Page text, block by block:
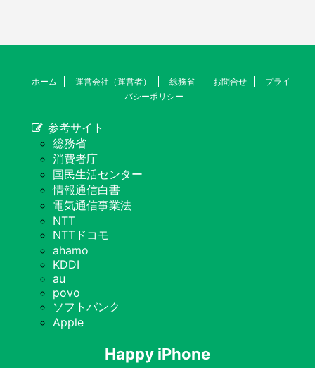
ホーム 運営会社（運営者） 総務省 お問合せ
プライ
バシーポリシー
参考サイト
総務省
消費者庁
国民生活センター
情報通信白書
電気通信事業法
NTT
NTTドコモ
ahamo
KDDI
au
povo
ソフトバンク
Apple
Happy iPhone